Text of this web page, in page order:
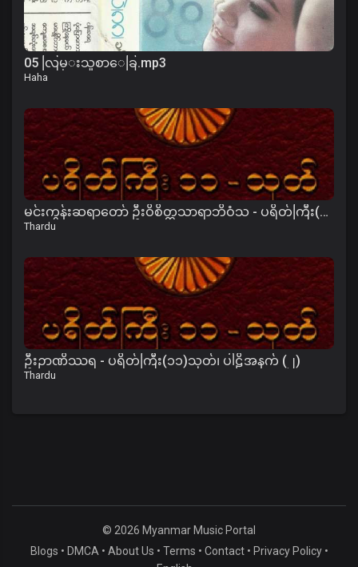
05 လြမ္းသူစာေခြ.mp3
Haha
မင်းကွန်းဆရာတော် ဦးဝိစိတ္တသာရာဘိဝံသ - ပရိတ်ကြီး(၁၁)သုတ်၊ ကမ္မဝါ
Thardu
ဦးဉာဏိဿရ - ပရိတ်ကြီး(၁၁)သုတ်၊ ပါဠိအနက် (၂)
Thardu
© 2026 Myanmar Music Portal
Blogs • DMCA• About Us • Terms • Contact• Privacy Policy•